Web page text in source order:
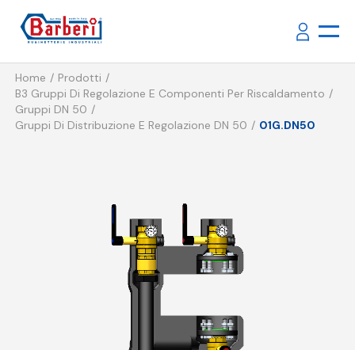
Home
Prodotti
B3 Gruppi Di Regolazione E Componenti Per Riscaldamento
Gruppi DN 50
Gruppi Di Distribuzione E Regolazione DN 50
01G.DN50